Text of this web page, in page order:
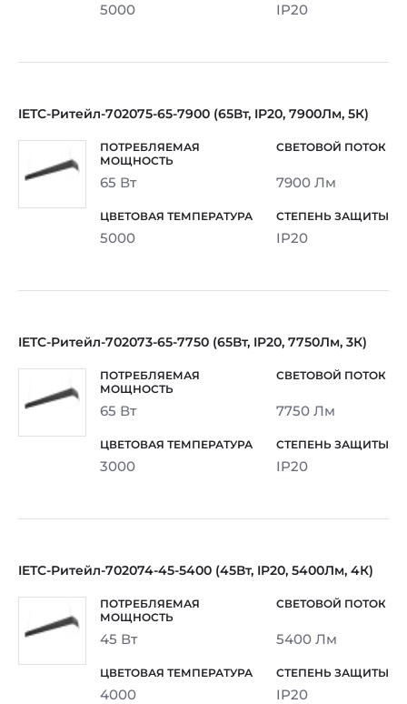
5000 IP20
IETC-Ритейл-702075-65-7900 (65Вт, IP20, 7900Лм, 5К)
65 Вт 7900 Лм
5000 IP20
IETC-Ритейл-702073-65-7750 (65Вт, IP20, 7750Лм, 3К)
65 Вт 7750 Лм
3000 IP20
IETC-Ритейл-702074-45-5400 (45Вт, IP20, 5400Лм, 4К)
45 Вт 5400 Лм
4000 IP20